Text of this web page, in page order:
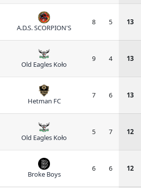
A.D.S. SCORPION'S
8 5 13
Old Eagles Koło
9 4 13
Hetman FC
7 6 13
Old Eagles Koło
5 7 12
Broke Boys
6 6 12